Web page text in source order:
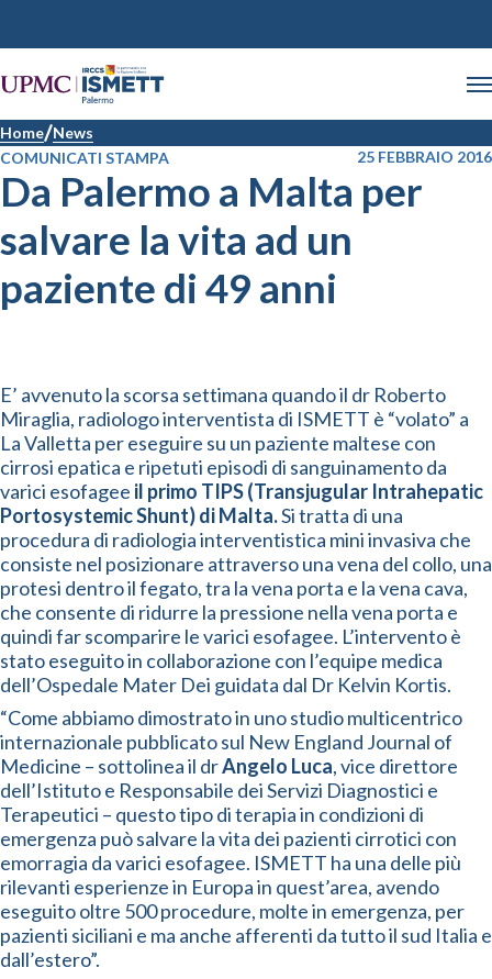
Home News
COMUNICATI STAMPA
25 FEBBRAIO 2016
Da Palermo a Malta per
salvare la vita ad un
paziente di 49 anni
E’ avvenuto la scorsa settimana quando il dr Roberto
Miraglia, radiologo interventista di ISMETT è “volato” a
La Valletta per eseguire su un paziente maltese con
cirrosi epatica e ripetuti episodi di sanguinamento da
varici esofagee il primo TIPS (Transjugular Intrahepatic
Portosystemic Shunt) di Malta.Si tratta di una
procedura di radiologia interventistica mini invasiva che
consiste nel posizionare attraverso una vena del collo, una
protesi dentro il fegato, tra la vena porta e la vena cava,
che consente di ridurre la pressione nella vena porta e
quindi far scomparire le varici esofagee. L’intervento è
stato eseguito in collaborazione con l’equipe medica
dell’Ospedale Mater Dei guidata dal Dr Kelvin Kortis.
“Come abbiamo dimostrato in uno studio multicentrico
internazionale pubblicato sul New England Journal of
Medicine – sottolinea il drAngelo Luca, vice direttore
dell’Istituto e Responsabile dei Servizi Diagnostici e
Terapeutici – questo tipo di terapia in condizioni di
emergenza può salvare la vita dei pazienti cirrotici con
emorragia da varici esofagee. ISMETT ha una delle più
rilevanti esperienze in Europa in quest’area, avendo
eseguito oltre 500 procedure, molte in emergenza, per
pazienti siciliani e ma anche afferenti da tutto il sud Italia e
dall’estero”.